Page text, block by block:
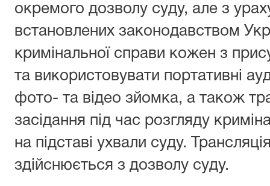
окремого дозволу суду, але з
встановлених законодавством
кримінальної справи кожен з
та використовувати портативні
фото- та відео зйомка, а також
засідання під час розгляду
на підставі ухвали суду.
здійснюється з дозволу суду.